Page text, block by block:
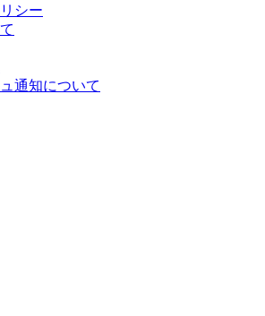
シー
通知について